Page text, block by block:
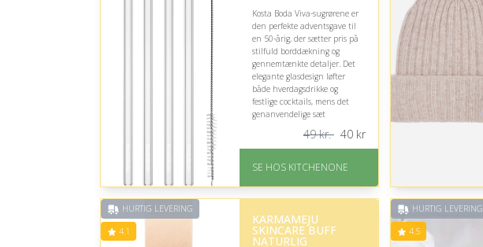
Kosta Boda Viva-sugrørene er
den perfekte adventsgave til
en 50-årig, der sætter pris på
stilfuld borddækning og
gennemtænkte detaljer. Det
elegante glasdesign løfter
både hverdagsdrikke og
festlige cocktails, mens det
genanvendelige sæt
med moderne, nordisk æstetik.
På lager
Nedsat: 19% (Normalpris:
49 kr.)
49 kr. 40kr
SE HOS KITCHENONE
HURTIG LEVERING
4.1
KARMAMEJU
SKINCARE BUFF
NATURLIG
HURTIG LEVERING
4.5